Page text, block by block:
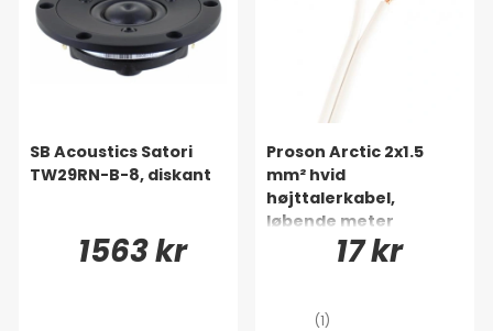
SB Acoustics Satori
TW29RN-B-8, diskant
1563 kr
Proson Arctic 2x1.5
mm² hvid
højttalerkabel,
løbende meter
17 kr
(1)